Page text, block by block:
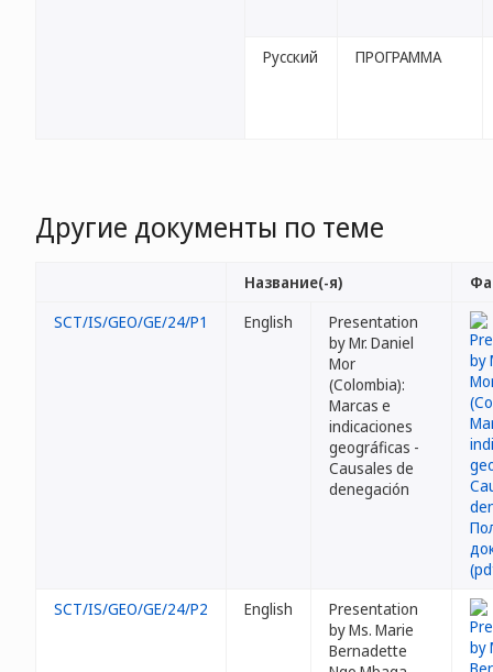
Русский ПРОГРАММА
Другие документы по теме
Название(-я)
SCT/IS/GEO/GE/24/P1
English
Presentation
by Mr. Daniel
Mor
(Colombia):
Marcas e
indicaciones
geográficas -
Causales de
denegación
SCT/IS/GEO/GE/24/P2 English
Presentation
by Ms. Marie
Bernadette